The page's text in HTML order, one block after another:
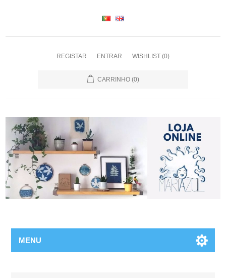
REGISTAR ENTRAR WISHLIST (0)
CARRINHO (0)
MENU